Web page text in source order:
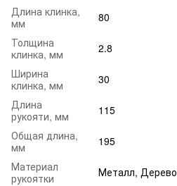
Длина клинка,
мм
80
Толщина
клинка, мм
2.8
Ширина
клинка, мм
30
Длина
рукояти, мм
115
Общая длина,
мм
195
Материал
рукоятки
Металл, Дерево